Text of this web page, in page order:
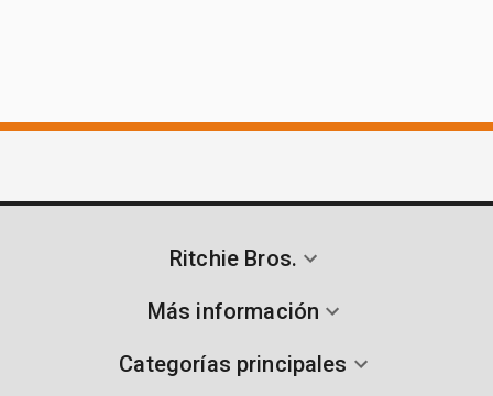
Ritchie Bros.
Más información
Categorías principales